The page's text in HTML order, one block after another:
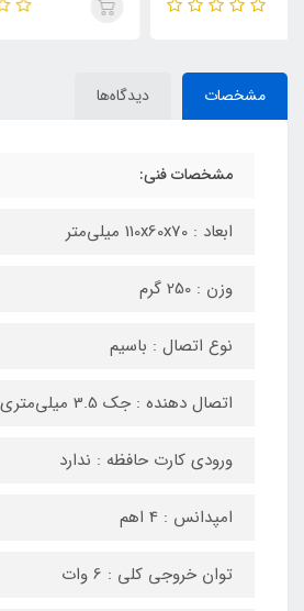
مشخصات دیدگاه‌ها
مشخصات فنی:
ابعاد : 110x60x70 میلی‌متر
وزن : 250 گرم
نوع اتصال : باسیم
اتصال دهنده : جک 3.5 میلی‌متری صدا
ورودی کارت حافظه : ندارد
امپدانس : 4 اهم
توان خروجی کلی : 6 وات